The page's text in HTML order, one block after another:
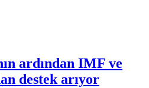
ardından IMF ve
destek arıyor